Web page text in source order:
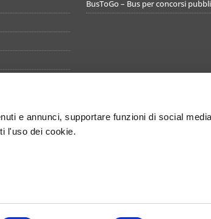
e annunci, supportare funzioni di social
l'uso dei cookie.
BusToGo – Bus per concorsi
- Concorsando S.r.l. - Sede legale Via Miguel